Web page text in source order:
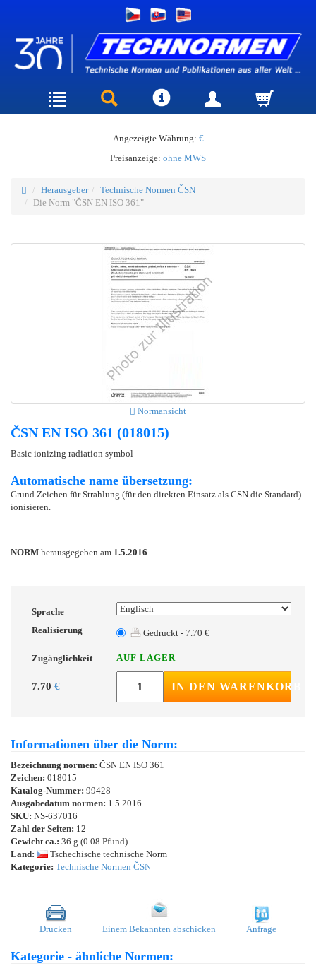
Angezeigte Währung: €
Preisanzeige: ohne MWS
Herausgeber
Technische Normen ČSN
Die Norm "ČSN EN ISO 361"
Normansicht
ČSN EN ISO 361 (018015)
Basic ionizing radiation symbol
Automatische name übersetzung:
Grund Zeichen für Strahlung (für den direkten Einsatz als CSN die Standard)
ionisieren.
NORM herausgegeben am 1.5.2016
Sprache
Realisierung
Gedruckt - 7.70 €
Zugänglichkeit AUF LAGER
7.70 € IN DEN WARENKORB
Informationen über die Norm:
Bezeichnung normen: ČSN EN ISO 361
Zeichen: 018015
Katalog-Nummer: 99428
Ausgabedatum normen: 1.5.2016
SKU: NS-637016
Zahl der Seiten: 12
Gewicht ca.: 36 g (0.08 Pfund)
Land:
Tschechische technische Norm
Kategorie: Technische Normen ČSN
Drucken Einem Bekannten abschicken Anfrage
Kategorie - ähnliche Normen: